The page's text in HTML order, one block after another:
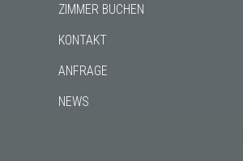
ZIMMER BUCHEN
KONTAKT
ANFRAGE
NEWS